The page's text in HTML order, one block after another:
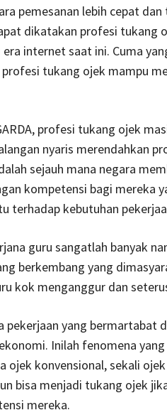
pemesanan lebih cepat
dikatakan profesi tukang
internet saat ini. Cuma
profesi tukang ojek mampu
profesi tukang ojek
nyaris merendahkan
sejauh mana negara
kompetensi bagi mereka
terhadap kebutuhan
guru sangatlah banyak
berkembang yang
kok menganggur dan
pekerjaan yang bermartabat
Inilah fenomena
ojek konvensional, sekali
bisa menjadi tukang ojek
mereka.